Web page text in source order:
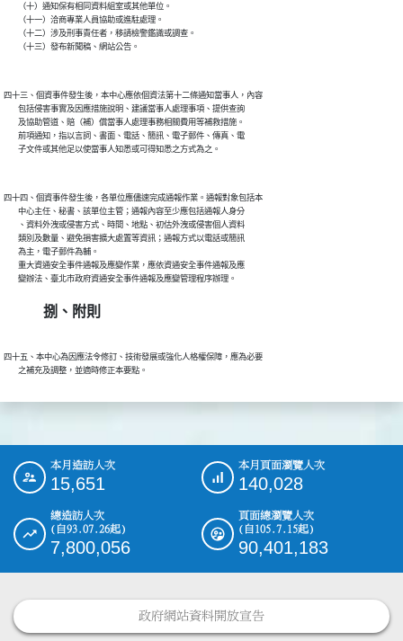
        （十）通知保有相同資料組室或其他單位。
        （十一）洽商專業人員協助或進駐處理。
        （十二）涉及刑事責任者，移請檢警鑑識或調查。
四十三、個資事件發生後，本中心應依個資法第十二條通知當事人，內容
        包括侵害事實及因應措施說明、建議當事人處理事項、提供查詢
        及協助管道、賠（補）償當事人處理事務相關費用等補救措施。
        前項通知，指以言詞、書面、電話、簡訊、電子郵件、傳真、電
四十四、個資事件發生後，各單位應儘速完成通報作業。通報對象包括本
        中心主任、秘書、該單位主管；通報內容至少應包括通報人身分
        、資料外洩或侵害方式、時間、地點、初估外洩或侵害個人資料
        類別及數量、避免損害擴大處置等資訊；通報方式以電話或簡訊
        為主，電子郵件為輔。
        重大資通安全事件通報及應變作業，應依資通安全事件通報及應
捌、附則
四十五、本中心為因應法令修訂、技術發展或強化人格權保障，應為必要
::: 本月造訪人次
15,651
本月頁面瀏覽人次
140,028
總造訪人次
(自93.07.26起)
7,800,056
頁面總瀏覽人次
(自105.7.15起)
90,401,183
政府網站資料開放宣告